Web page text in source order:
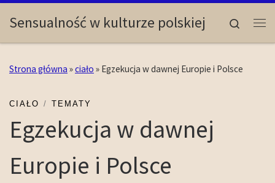
Skip to content
Sensualność w kulturze polskiej
Search
Strona główna »ciało » Egzekucja w dawnej Europie i Polsce
CIAŁO TEMATY
Egzekucja w dawnej
Europie i Polsce